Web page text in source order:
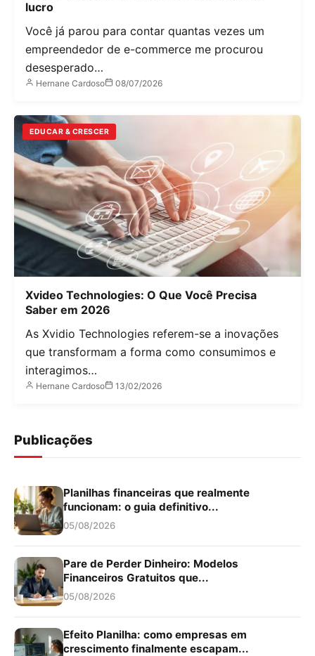
lucro
Você já parou para contar quantas vezes um
empreendedor de e-commerce me procurou
desesperado…
Hernane Cardoso 08/07/2026
EDUCAR & CRESCER
Xvideo Technologies: O Que Você Precisa
Saber em 2026
As Xvidio Technologies referem-se a inovações
que transformam a forma como consumimos e
interagimos…
Hernane Cardoso 13/02/2026
Publicações
Planilhas financeiras que realmente
funcionam: o guia definitivo...
05/08/2026
Pare de Perder Dinheiro: Modelos
Financeiros Gratuitos que...
05/08/2026
Efeito Planilha: como empresas em
crescimento finalmente escapam...